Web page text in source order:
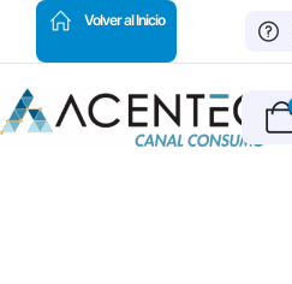
Volver al Inicio